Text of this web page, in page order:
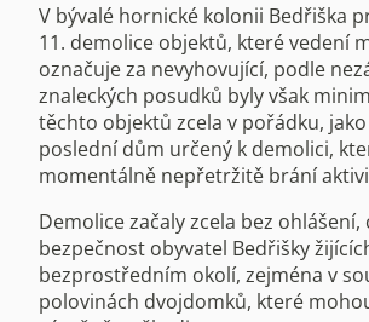
V bývalé hornické kolonii Bedřiška
11. demolice objektů, které vedení
označuje za nevyhovující, podle
znaleckých posudků byly však
těchto objektů zcela v pořádku,
poslední dům určený k demolici,
momentálně nepřetržitě brání
Demolice začaly zcela bez
bezpečnost obyvatel Bedřišky
bezprostředním okolí, zejména v
polovinách dvojdomků, které